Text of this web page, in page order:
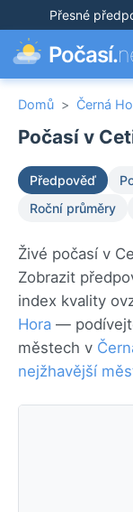
Přesné
Počasí.
Domů > Černá
Počasí v
Předpověď
Roční průměry
Živé počasí v
Zobrazit
index kvality
Hora —
městech v
nejžhavější